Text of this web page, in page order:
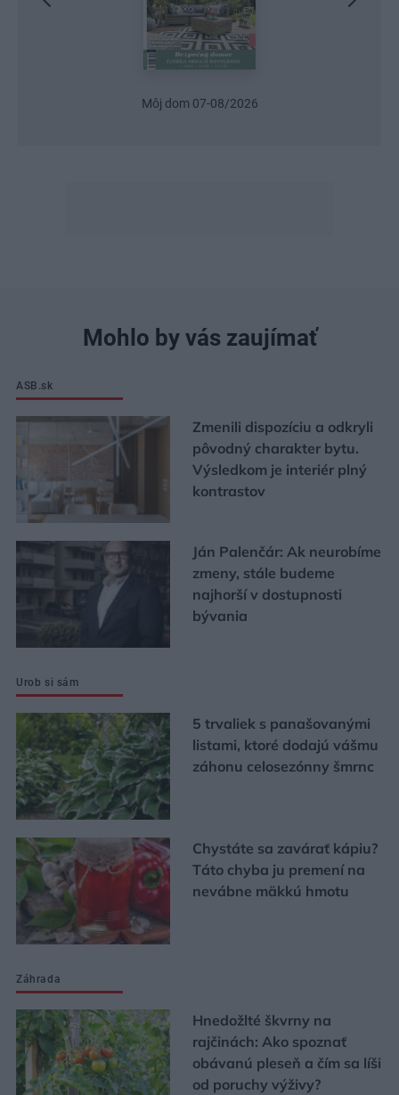
Môj dom 07-08/2026
Mohlo by vás zaujímať
ASB.sk
Zmenili dispozíciu a odkryli
pôvodný charakter bytu.
Výsledkom je interiér plný
kontrastov
Ján Palenčár: Ak neurobíme
zmeny, stále budeme
najhorší v dostupnosti
bývania
Urob si sám
5 trvaliek s panašovanými
listami, ktoré dodajú vášmu
záhonu celosezónny šmrnc
Chystáte sa zavárať kápiu?
Táto chyba ju premení na
nevábne mäkkú hmotu
Záhrada
Hnedožlté škvrny na
rajčinách: Ako spoznať
obávanú pleseň a čím sa líši
od poruchy výživy?